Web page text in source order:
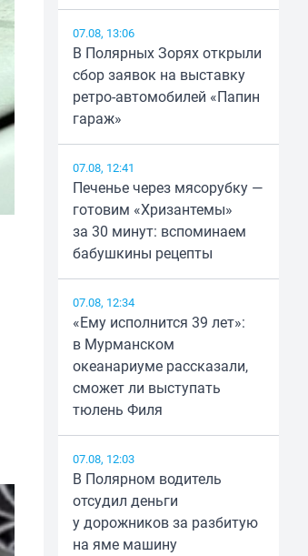
07.08, 13:06
В Полярных Зорях открыли
сбор заявок на выставку
ретро-автомобилей «Папин
гараж»
07.08, 12:41
Печенье через мясорубку —
готовим «Хризантемы»
за 30 минут: вспоминаем
бабушкины рецепты
07.08, 12:34
«Ему исполнится 39 лет»:
в Мурманском
океанариуме рассказали,
сможет ли выступать
тюлень Филя
07.08, 12:03
В Полярном водитель
отсудил деньги
у дорожников за разбитую
на яме машину